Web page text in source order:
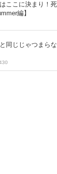
ここに決まり！
編】
同じじゃつまら